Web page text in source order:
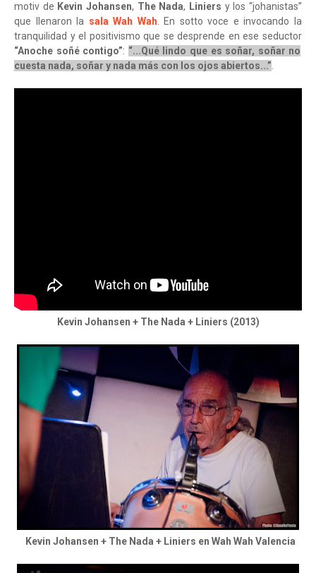
motiv de Kevin Johansen, The Nada, Liniers y los “johanistas”
que llenaron la sala Wah Wah. En sotto voce e invocando la
tranquilidad y el positivismo que se desprende en ese seductor
“Anoche soñé contigo”: “...Qué lindo que es soñar, soñar no
cuesta nada, soñar y nada más con los ojos abiertos...”.
Kevin Johansen + The Nada + Liniers (2013)
Kevin Johansen + The Nada + Liniers en Wah Wah Valencia